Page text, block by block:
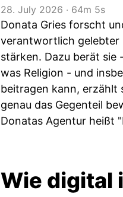
28. July 2026 ‧ 64m 5s
Donata Gries forscht
verantwortlich gelebter
stärken. Dazu berät sie
was Religion - und
beitragen kann, erzählt
genau das Gegenteil
Donatas Agentur heißt
Wie digital